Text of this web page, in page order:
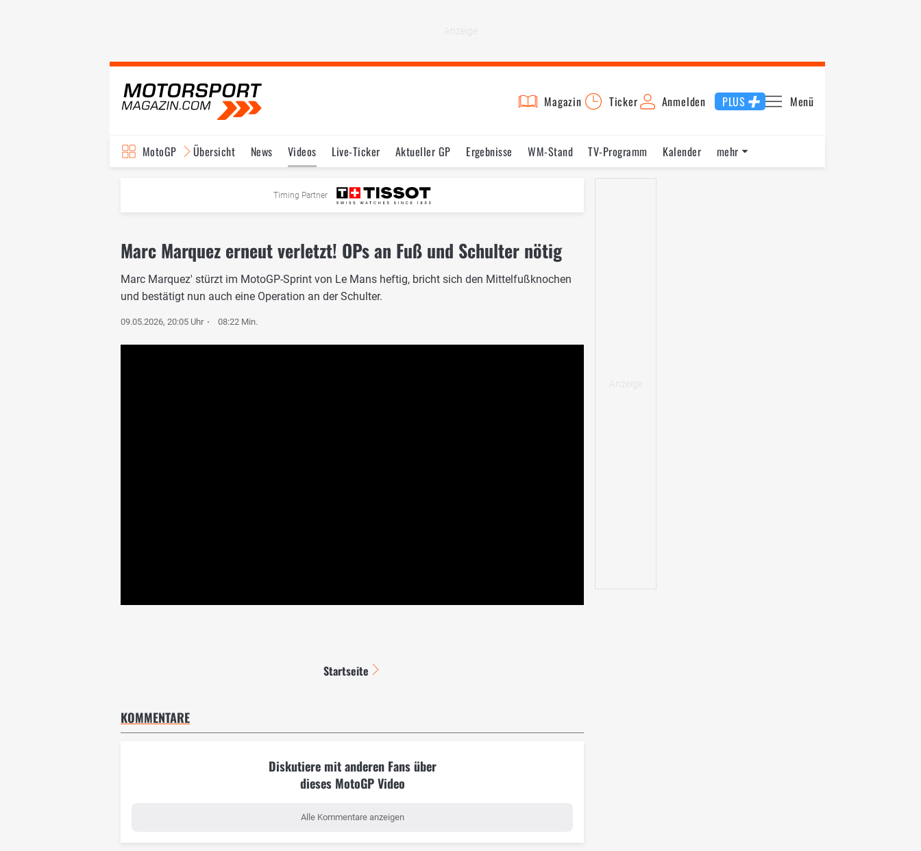
Magazin Ticker Anmelden PLUS Menü
MotoGP Übersicht News Videos Live-Ticker Aktueller GP Ergebnisse WM-Stand TV-Programm
Kalender
Testfahrten Reglement
mehr
Timing Partner
Marc Marquez erneut verletzt! OPs an Fuß und Schulter nötig
Marc Marquez' stürzt im MotoGP-Sprint von Le Mans heftig, bricht sich den Mittelfußknochen
und bestätigt nun auch eine Operation an der Schulter.
09.05.2026, 20:05 Uhr 08:22 Min.
Startseite
KOMMENTARE
Diskutiere mit anderen Fans über
dieses MotoGP Video
Alle Kommentare anzeigen